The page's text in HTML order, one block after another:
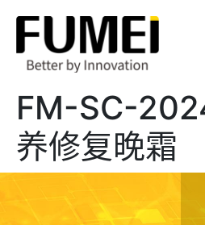
FM-SC-
养修复晚霜